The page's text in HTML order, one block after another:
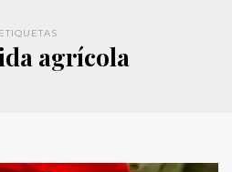
ETIQUETAS
agrícola